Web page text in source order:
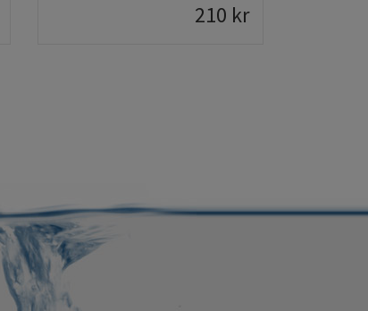
210 kr